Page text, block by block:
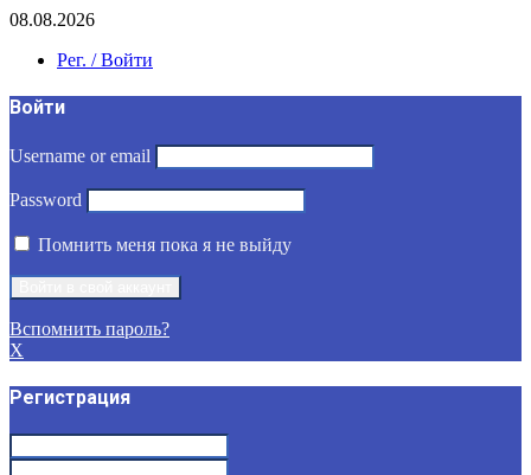
08.08.2026
Рег. / Войти
Войти
Username or email
Password
Помнить меня пока я не выйду
Вспомнить пароль?
X
Регистрация